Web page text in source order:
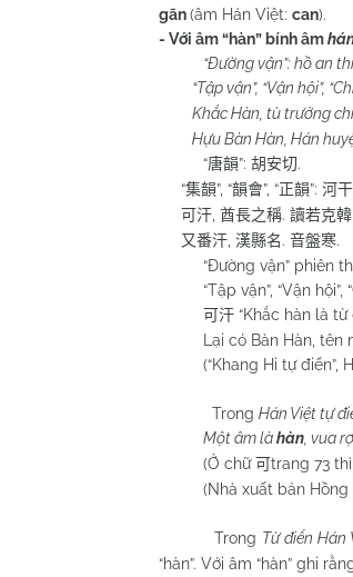
gān(âm Hán Việt: can).
- Với âm “hàn” bính âm
“Đường vận”: hồ an
“Tập vận”, “Vận hội”,
Khắc Hàn, tù trưởng chi
Hựu Bàn Hàn, Hán
“唐韻”: 胡安切.
“集韻”, “韻會”, “正韻”: 河
可汗 酋長之稱. 讀若克韓
又番汗 漢縣名 . 音盤寒.
“Đường vận” phiên
“Tập vận”, “Vận hội”,
可汗 “Khắc hàn là
Lại có Bàn Hàn, tên
(“Khang Hi tự điển”,
Trong Hán Việt tự
Một âm làhàn , vua
(Ở chữ 可trang 73
(Nhà xuất bản Hồng
Trong Từ điển Hán
“hàn”. Với âm “hàn” ghi